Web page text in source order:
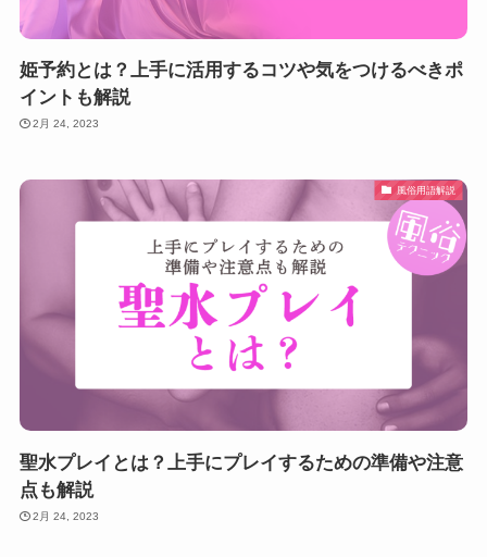
姫予約とは？上手に活用するコツや気をつけるべきポ
イントも解説
2月 24, 2023
風俗用語解説
聖水プレイとは？上手にプレイするための準備や注意
点も解説
2月 24, 2023